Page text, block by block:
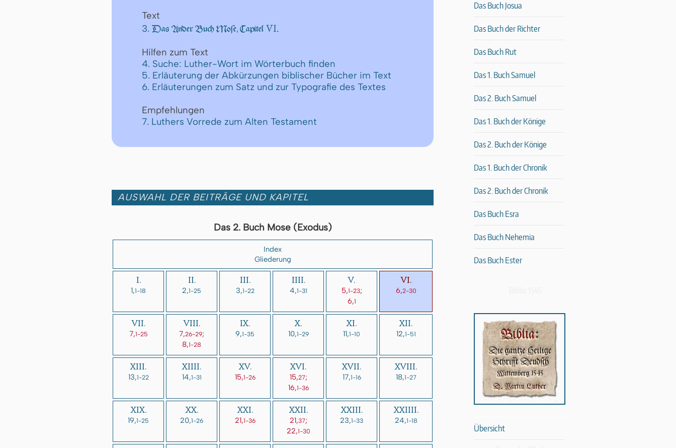
Text
3. Das Ander Buch Moſe, Capitel VI.
Hilfen zum Text
4. Suche: Luther-Wort im Wörterbuch finden
5. Erläuterung der Abkürzungen biblischer Bücher im Text
6. Erläuterungen zum Satz und zur Typografie des Textes
Empfehlungen
7. Luthers Vorrede zum Alten Testament
AUSWAHL DER BEITRÄGE UND KAPITEL
Das 2. Buch Mose (Exodus)
Index
Gliederung
I.
1,1-18
II.
2,1-25
III.
3,1-22
IIII.
4,1-31
V.
5,1-23;
6,1
VI.
6,2-30
VII.
7,1-25
VIII.
7,26-29;
8,1-28
IX.
9,1-35
X.
10,1-29
XI.
11,1-10
XII.
12,1-51
XIII.
13,1-22
XIIII.
14,1-31
XV.
15,1-26
XVI.
15,27;
16,1-36
XVII.
17,1-16
XVIII.
18,1-27
XIX.
19,1-25
XX.
20,1-26
XXI.
21,1-36
XXII.
21,37;
22,1-30
XXIII.
23,1-33
XXIIII.
24,1-18
Das Buch Josua
Das Buch der Richter
Das Buch Rut
Das 1. Buch Samuel
Das 2. Buch Samuel
Das 1. Buch der Könige
Das 2. Buch der Könige
Das 1. Buch der Chronik
Das 2. Buch der Chronik
Das Buch Esra
Das Buch Nehemia
Das Buch Ester
Übersicht